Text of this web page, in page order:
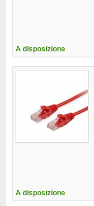
A disposizione
A disposizione